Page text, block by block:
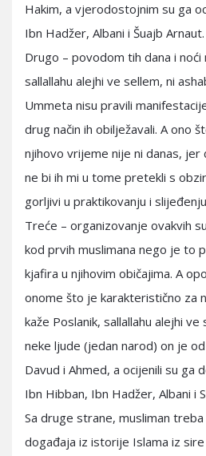
Hakim, a vjerodostojnim su ga
Ibn Hadžer, Albani i Šuajb Arnaut.
Drugo – povodom tih dana i noći
sallallahu alejhi ve sellem, ni
Ummeta nisu pravili
drug način ih obilježavali. A ono
njihovo vrijeme nije ni danas, jer
ne bi ih mi u tome pretekli s
gorljivi u praktikovanju i
Treće – organizovanje ovakvih
kod prvih muslimana nego je to
kjafira u njihovim običajima. A
onome što je karakteristično za
kaže Poslanik, sallallahu alejhi ve
neke ljude (jedan narod) on je
Davud i Ahmed, a ocijenili su ga
Ibn Hibban, Ibn Hadžer, Albani i
Sa druge strane, musliman
događaja iz istorije Islama iz sire